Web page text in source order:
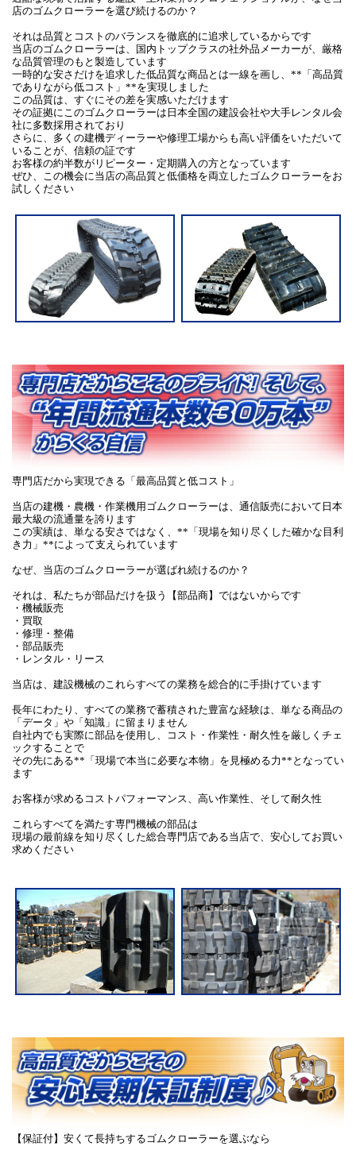
店のゴムクローラーを選び続けるのか？
それは品質とコストのバランスを徹底的に追求しているからです
当店のゴムクローラーは、国内トップクラスの社外品メーカーが、厳格
な品質管理のもと製造しています
一時的な安さだけを追求した低品質な商品とは一線を画し、**「高品質
でありながら低コスト」**を実現しました
この品質は、すぐにその差を実感いただけます
その証拠にこのゴムクローラーは日本全国の建設会社や大手レンタル会
社に多数採用されており
さらに、多くの建機ディーラーや修理工場からも高い評価をいただいて
いることが、信頼の証です
お客様の約半数がリピーター・定期購入の方となっています
ぜひ、この機会に当店の高品質と低価格を両立したゴムクローラーをお
試しください
専門店だから実現できる「最高品質と低コスト」
当店の建機・農機・作業機用ゴムクローラーは、通信販売において日本
最大級の流通量を誇ります
この実績は、単なる安さではなく、**「現場を知り尽くした確かな目利
き力」**によって支えられています
なぜ、当店のゴムクローラーが選ばれ続けるのか？
それは、私たちが部品だけを扱う【部品商】ではないからです
・機械販売
・買取
・修理・整備
・部品販売
・レンタル・リース
当店は、建設機械のこれらすべての業務を総合的に手掛けています
長年にわたり、すべての業務で蓄積された豊富な経験は、単なる商品の
「データ」や「知識」に留まりません
自社内でも実際に部品を使用し、コスト・作業性・耐久性を厳しくチェ
ックすることで
その先にある**「現場で本当に必要な本物」を見極める力**となってい
ます
お客様が求めるコストパフォーマンス、高い作業性、そして耐久性
これらすべてを満たす専門機械の部品は
現場の最前線を知り尽くした総合専門店である当店で、安心してお買い
求めください
【保証付】安くて長持ちするゴムクローラーを選ぶなら